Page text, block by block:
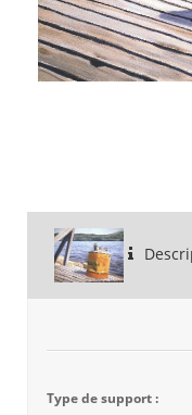
Type de support :